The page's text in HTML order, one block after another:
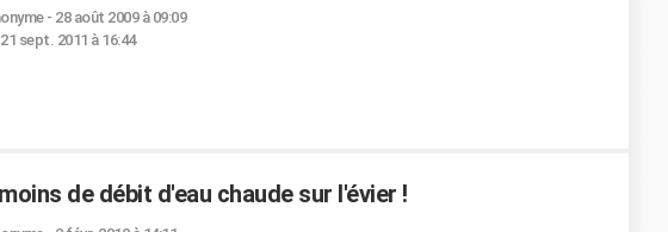
- 28 août 2009 à 09:09
21 sept. 2011 à 16:44
de débit d'eau chaude sur l'évier !